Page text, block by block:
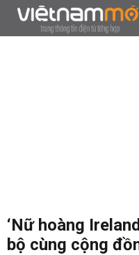
‘Nữ hoàng
bộ cùng cộng